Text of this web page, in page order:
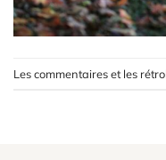
Les commentaires et les